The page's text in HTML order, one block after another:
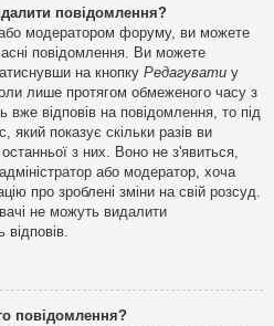
повідомлення?
модератором форуму, ви можете
повідомлення. Ви можете
на кнопку Редагувати у
лише протягом обмеженого часу з
відповів на повідомлення, то під
який показує скільки разів ви
з них. Воно не з'явиться,
або модератор, хоча
про зроблені зміни на свій розсуд.
не можуть видалити
повідомлення?